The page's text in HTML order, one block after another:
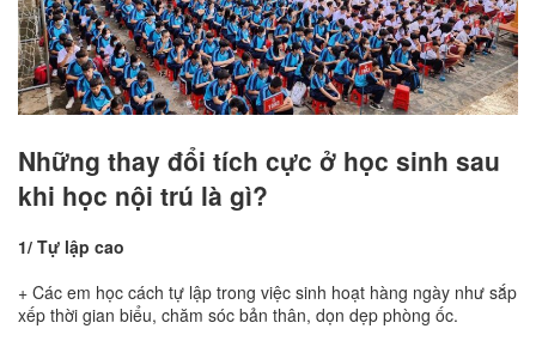
Những thay đổi tích cực ở học sinh sau
khi học nội trú là gì?
1/ Tự lập cao
+ Các em học cách tự lập trong việc sinh hoạt hàng ngày như sắp
xếp thời gian biểu, chăm sóc bản thân, dọn dẹp phòng ốc.